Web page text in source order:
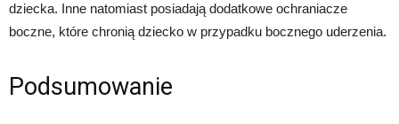
dziecka. Inne natomiast posiadają dodatkowe ochraniacze
boczne, które chronią dziecko w przypadku bocznego uderzenia.
Podsumowanie